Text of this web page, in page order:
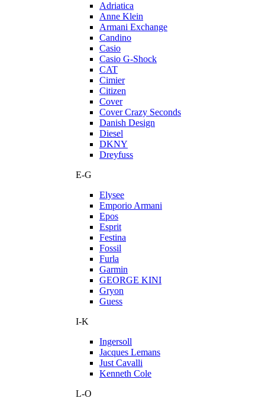
Adriatica
Anne Klein
Armani Exchange
Candino
Casio
Casio G-Shock
CAT
Cimier
Citizen
Cover
Cover Crazy Seconds
Danish Design
Diesel
DKNY
Dreyfuss
E-G
Elysee
Emporio Armani
Epos
Esprit
Festina
Fossil
Furla
Garmin
GEORGE KINI
Gryon
Guess
I-K
Ingersoll
Jacques Lemans
Just Cavalli
Kenneth Cole
L-O